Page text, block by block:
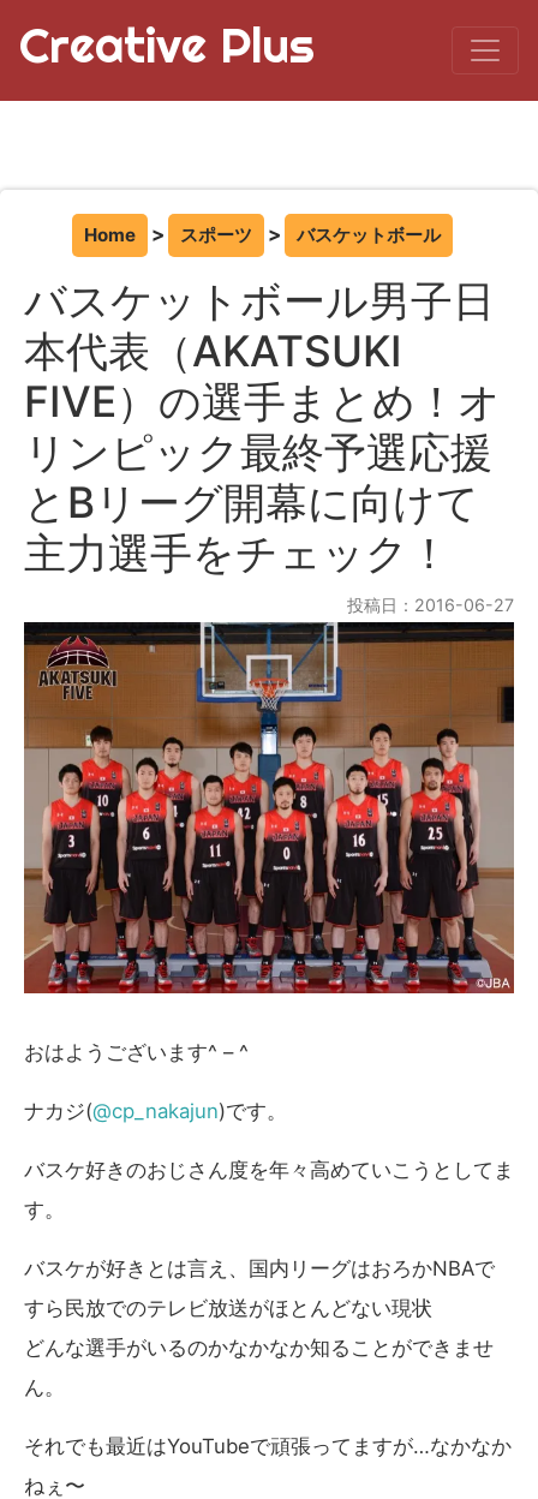
Creative Plus
Home スポーツ バスケットボール
バスケットボール男子日
本代表（AKATSUKI
FIVE）の選手まとめ！オ
リンピック最終予選応援
とBリーグ開幕に向けて
主力選手をチェック！
投稿日：2016-06-27
おはようございます^ – ^
ナカジ(@cp_nakajun)です。
バスケ好きのおじさん度を年々高めていこうとしてま
す。
バスケが好きとは言え、国内リーグはおろかNBAで
すら民放でのテレビ放送がほとんどない現状
どんな選手がいるのかなかなか知ることができませ
ん。
それでも最近はYouTubeで頑張ってますが…なかなか
ねぇ〜